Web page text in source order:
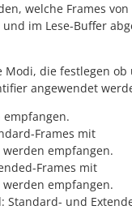
welche Frames von
im Lese-Buffer
Modi, die festlegen ob
angewendet
empfangen.
Frames mit
empfangen.
Frames mit
empfangen.
Standard- und